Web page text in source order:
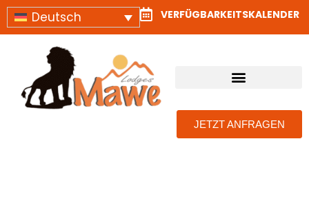
Deutsch VERFÜGBARKEITSKALENDER
JETZT ANFRAGEN